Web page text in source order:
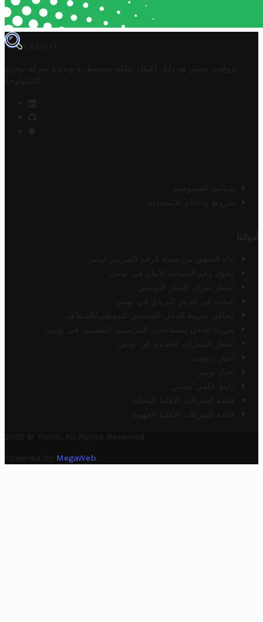
TROVIT
تروفيت تونس هو دليل أعمال تملكه وتحتفظ به وتديره
شركة مخزن
التكنولوجيا
سياسة الخصوصية
شروط وأحكام الاستخدام
أدواتنا
أداة التحقق من صحة الرقم الضريبي تونس
محول رقم الحساب الآيبان في تونس
أسعار صرف الدينار التونسي
البحث عن الرمز البريدي في تونس
محاكي ضريبة الدخل الشخصي للموظف/المتقاعد
ضريبة الدخل للمتقاعدين الفرنسيين المقيمين في تونس
أسعار السيارات الجديدة في تونس
أخبار تروفيت
أخبار تونس
رابط خلفي مجاني
قائمة الشركات الأهلية المحلية
قائمة الشركات الأهلية الجهوية
2025 © Trovit. All Rights Reserved.
Powered By MegaWeb